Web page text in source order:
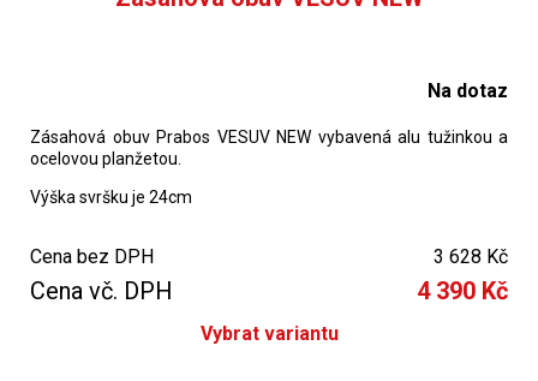
Na dotaz
Zásahová obuv Prabos VESUV NEW vybavená alu tužinkou a
ocelovou planžetou.
Výška svršku je 24cm
Cena bez DPH 3 628 Kč
Cena vč. DPH 4 390 Kč
Vybrat variantu